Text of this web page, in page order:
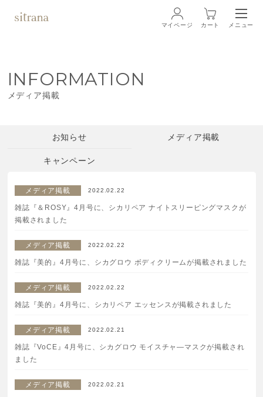
ブランド BRAND
ローション
クレンジング・洗顔料
マスク・スペシャルケア
ボディケア
化粧下地
サービス SERVICE
マイページ カート メニュー
INFORMATION
メディア掲載
お知らせ メディア掲載
キャンペーン
メディア掲載 2022.02.22
雑誌『＆ROSY』4月号に、シカリペア ナイトスリーピングマスクが
掲載されました
メディア掲載 2022.02.22
雑誌『美的』4月号に、シカグロウ ボディクリームが掲載されました
メディア掲載 2022.02.22
雑誌『美的』4月号に、シカリペア エッセンスが掲載されました
メディア掲載 2022.02.21
雑誌『VoCE』4月号に、シカグロウ モイスチャ―マスクが掲載され
ました
メディア掲載 2022.02.21